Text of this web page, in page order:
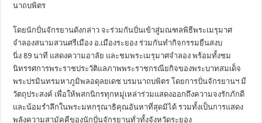
นาถบพิตร
โดยนักปั่นจักรยานดังกล่าว จะร่วมกันปั่นเข้าสู่มณฑลพิธีพระเมรุมาศ
จำลองสนามสวนศรีเมือง อ.เมืองระยอง ร่วมกันทำกิจกรรมยืนสงบ
นิ่ง 89 นาที แสดงความอาลัย และชมพระเมรุมาศจำลอง พร้อมทั้งชม
นิทรรศการพระราชประวัติแลภาพพระราชกรณียกิจของพระบาทสมเด็จ
พระปรมินทรมหาภูมิพลอดุลยเดช บรมนาถบพิตร โดยการปั่นจักรยานฯ มี
วัตถุประสงค์ เพื่อให้พสกนิกรทุกหมู่เหล่าร่วมแสดงออกถึงความจงรักภักดี
และน้อมรำลึกในพระมหกรุณาธิคุณอันหาที่สุดมิได้ รวมทั้งเป็นการแสดง
พลังความสามัคคีของนักปั่นจักรยานทั่วทั้งจังหวัดระยอง